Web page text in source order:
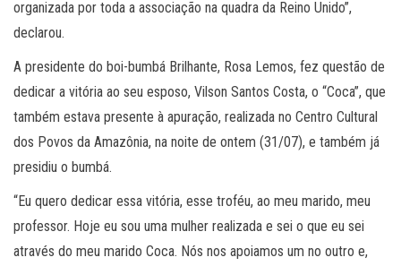
organizada por toda a associação na quadra da Reino Unido”,
declarou.
A presidente do boi-bumbá Brilhante, Rosa Lemos, fez questão de
dedicar a vitória ao seu esposo, Vilson Santos Costa, o “Coca”, que
também estava presente à apuração, realizada no Centro Cultural
dos Povos da Amazônia, na noite de ontem (31/07), e também já
presidiu o bumbá.
“Eu quero dedicar essa vitória, esse troféu, ao meu marido, meu
professor. Hoje eu sou uma mulher realizada e sei o que eu sei
através do meu marido Coca. Nós nos apoiamos um no outro e,